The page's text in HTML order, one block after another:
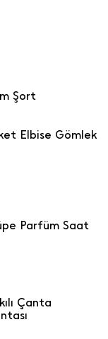
Şort
Elbise Gömlek
Parfüm Saat
Çanta